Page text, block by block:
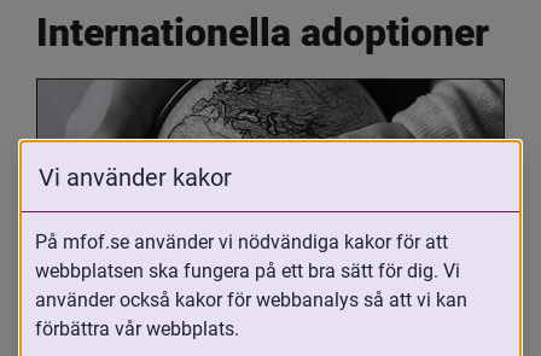
Internationella adoptioner
Oavsett om du är adopterad,
adoptivförälder eller arbetar med
Vi använder kakor
På mfof.se använder vi nödvändiga kakor för att
webbplatsen ska fungera på ett bra sätt för dig. Vi
använder också kakor för webbanalys så att vi kan
förbättra vår webbplats.